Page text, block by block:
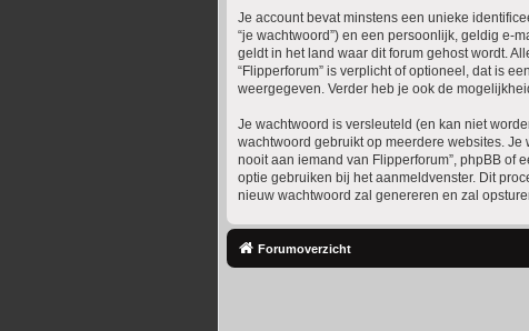
Je account bevat minstens een unieke
“je wachtwoord”) en een persoonlijk, geldig e-
geldt in het land waar dit forum gehost wordt.
“Flipperforum” is verplicht of optioneel, dat is
weergegeven. Verder heb je ook de
Je wachtwoord is versleuteld (en kan niet
wachtwoord gebruikt op meerdere websites.
nooit aan iemand van Flipperforum”, phpBB of
optie gebruiken bij het aanmeldvenster. Dit
nieuw wachtwoord zal genereren en zal
Forumoverzicht